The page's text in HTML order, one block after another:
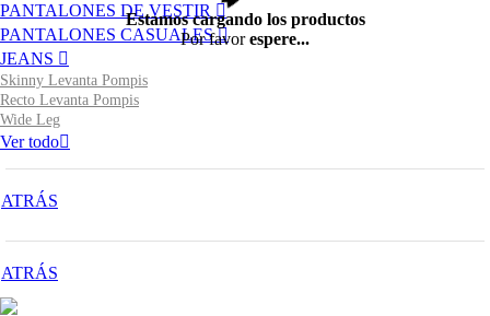
PANTALONES DE VESTIR
PANTALONES CASUALES
JEANS
Skinny Levanta Pompis
Recto Levanta Pompis
Wide Leg
Ver todo
ATRÁS
ATRÁS
Estamos cargando los productos
Por favorespere...